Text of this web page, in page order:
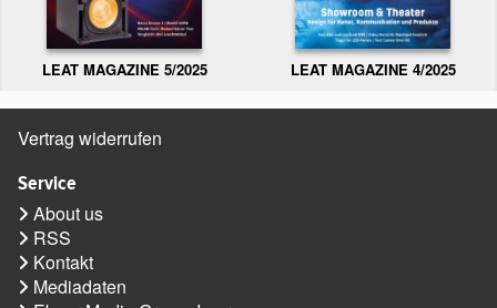
LEAT MAGAZINE 5/2025 LEAT MAGAZINE 4/2025
Vertrag widerrufen
Service
About us
RSS
Kontakt
Mediadaten